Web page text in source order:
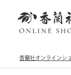
香蘭社オンラインシ